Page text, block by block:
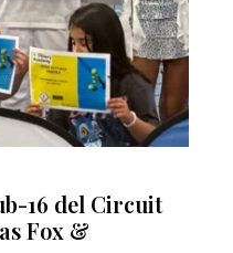
16 del Circuit
Fox &